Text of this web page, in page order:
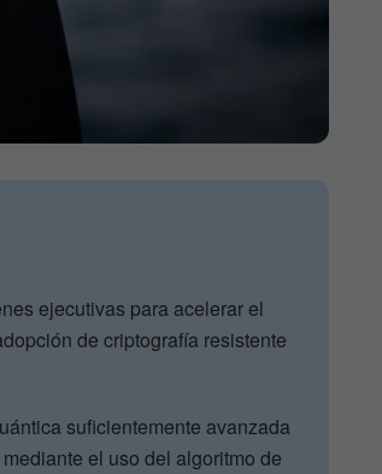
ejecutivas para acelerar el
de criptografía resistente
suficientemente avanzada
el uso del algoritmo de